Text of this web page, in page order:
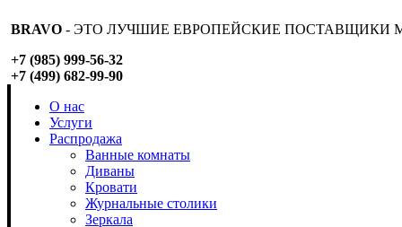
BRAVO - ЭТО ЛУЧШИЕ ЕВРОПЕЙСКИЕ ПОСТАВЩИКИ
+7 (985) 999-56-32
+7 (499) 682-99-90
О нас
Услуги
Распродажа
Ванные комнаты
Диваны
Кровати
Журнальные столики
Зеркала